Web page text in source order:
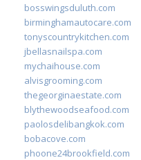
bosswingsduluth.com
birminghamautocare.com
tonyscountrykitchen.com
jbellasnailspa.com
mychaihouse.com
alvisgrooming.com
thegeorginaestate.com
blythewoodseafood.com
paolosdelibangkok.com
bobacove.com
phoone24brookfield.com